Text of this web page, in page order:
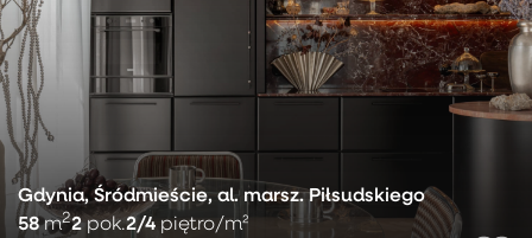
Gdynia, Śródmieście, al. marsz. Piłsudskiego
58m22pok.2/4piętro/m²